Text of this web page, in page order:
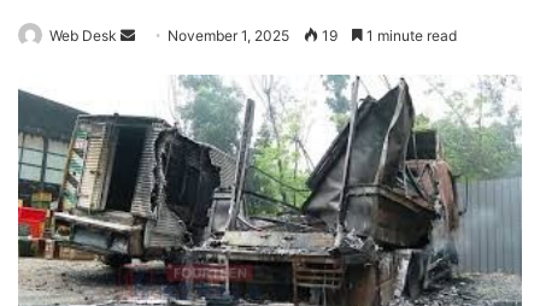
Web Desk
Send November 1, 2025 19 1 minute read